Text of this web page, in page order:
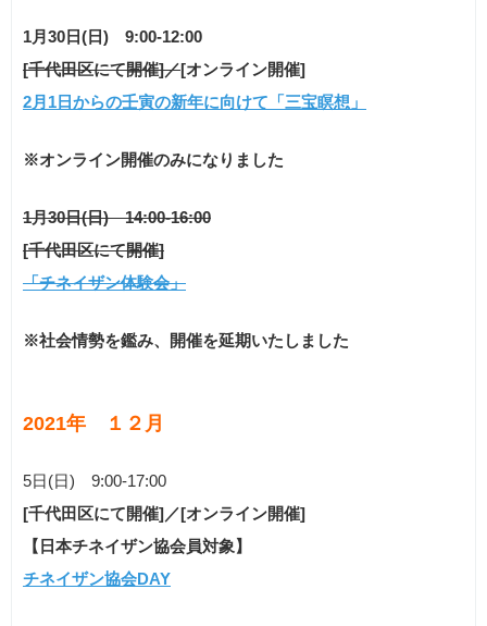
1月30 日(日)
9:00-12:00
[千代田区にて開催]／[オンライン開催]
2月1日からの壬寅の新年に向けて「三宝瞑想」
※オンライン開催のみになりました
1月30日(日) 14:00-16:00
[千代田区にて開催]
「チネイザン体験会」
※社会情勢を鑑み、開催を延期いたしました
2021年 １２月
5日(日) 9:00-17:00
[千代田区にて開催]／[オンライン開催]
【日本チネイザン協会員対象】
チネイザン協会DAY